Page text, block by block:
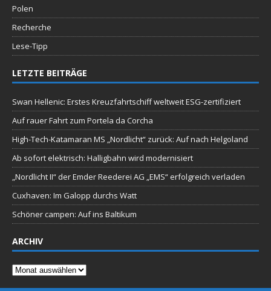
Polen
Recherche
Lese-Tipp
LETZTE BEITRÄGE
Swan Hellenic: Erstes Kreuzfahrtschiff weltweit ESG-zertifiziert
Auf rauer Fahrt zum Portela da Corcha
High-Tech-Katamaran MS „Nordlicht“ zurück: Auf nach Helgoland
Ab sofort elektrisch: Halligbahn wird modernisiert
„Nordlicht II“ der Emder Reederei AG „EMS“ erfolgreich verladen
Cuxhaven: Im Galopp durchs Watt
Schöner campen: Auf ins Baltikum
ARCHIV
Archiv